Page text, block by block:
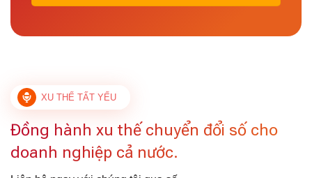
XU THẾ TẤT YẾU
Đồng hành xu thế chuyển đổi số cho
doanh nghiệp cả nước.